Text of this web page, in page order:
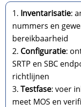
Inventarisatie:
nummers en
bereikbaarheid
Configuratie:
SRTP en SBC
richtlijnen
Testfase: voer
meet MOS en